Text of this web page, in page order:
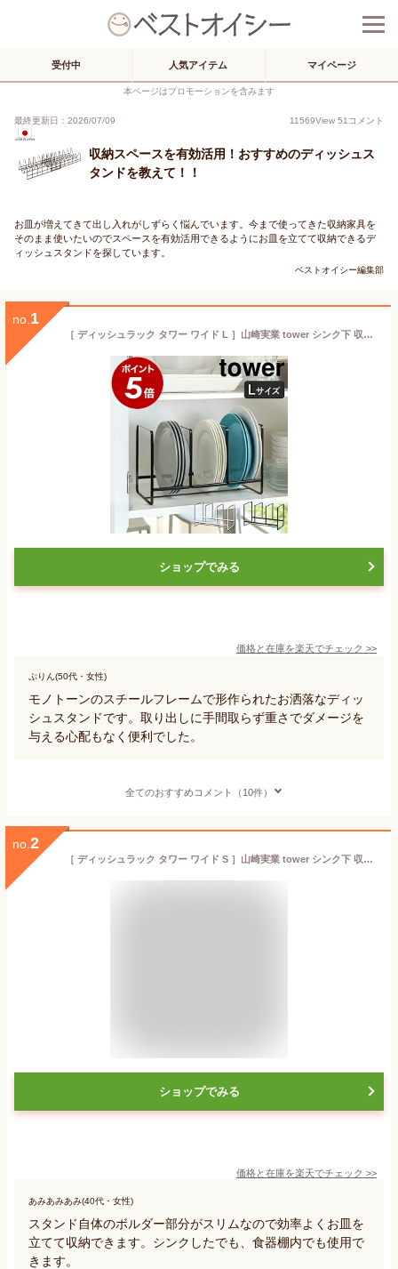
受付中 人気アイテム マイページ
本ページはプロモーションを含みます
最終更新日：2026/07/09 11569View 51 コメント
収納スペースを有効活用！おすすめのディッシュス
タンドを教えて！！
お皿が増えてきて出し入れがしずらく悩んでいます。今まで使ってきた収納家具を
そのまま使いたいのでスペースを有効活用できるようにお皿を立てて収納できるデ
ィッシュスタンドを探しています。
ベストオイシー編集部
no. 1
［ ディッシュラック タワー ワイド L ］山崎実業 tower シンク下 収納 皿 キッチン ディッシュラック おしゃれ シンク下収納 ホルダー スタンド ディッシュスタンド お皿立て お皿 食器棚 食器 食器収納 縦置き シンプル YAMAZAKI 2964 2965【ポイント10倍 送料無料】
ショップでみる
価格と在庫を楽天でチェック >>
ぷりん(50代・女性)
モノトーンのスチールフレームで形作られたお洒落なディッ
シュスタンドです。取り出しに手間取らず重さでダメージを
与える心配もなく便利でした。
全てのおすすめコメント（10件）
no. 2
［ ディッシュラック タワー ワイド S ］山崎実業 tower シンク下 収納 皿 キッチン キッチン収納 ディッシュラック おしゃれ シンク下収納 ホルダー スタンド ディッシュスタンド お皿 食器棚 食器収納 縦置き YAMAZAKI 3147 3148【ポイント10倍 送料無料】
ショップでみる
価格と在庫を楽天でチェック >>
あみあみあみ(40代・女性)
スタンド自体のボルダー部分がスリムなので効率よくお皿を
立てて収納できます。シンクしたでも、食器棚内でも使用で
きます。